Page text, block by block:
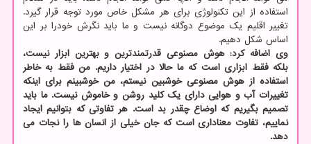
استفاده از این تکنولوژی برای هر مشکل خاص مورد توجه قرار گیرد.
تغییر اقلیم یک موضوع دوگانه نیست و ما باید نگرش خودرا بر این
اساس شکل دهیم.
وی اضافه کرد: هوش مصنوعی قدرتمندترین و بهترین ابزار نیست،
بلکه فقط ابزاری است که ما حالا در اختیار داریم. من فقط به خاطر
استفاده از هوش مصنوعی خوشبین نیستم، من خوشبینم برای اینکه
تغییرات آب و هوایی دارای یک کلید روشن و خاموش نیست. ما باید
تصمیم بگیریم که اوضاع چقدر بد است. هر تفاوتی که بتوانیم ایجاد
نماییم، تفاوت معناداری است که جان خیلی از انسان ها را نجات می
دهد.